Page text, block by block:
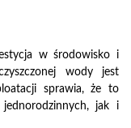
w środowisko i
wody jest
sprawia, że to
jak i